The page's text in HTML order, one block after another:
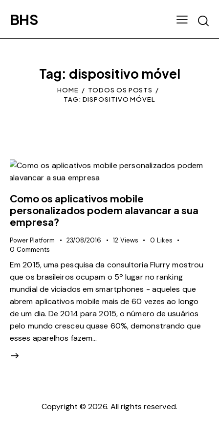
BHS
Tag: dispositivo móvel
HOME
TODOS OS POSTS
TAG: DISPOSITIVO MÓVEL
Como os aplicativos mobile
personalizados podem alavancar a sua
empresa?
Power Platform 23/08/2016 12 Views 0 Likes
0 Comments
Em 2015, uma pesquisa da consultoria Flurry mostrou
que os brasileiros ocupam o 5º lugar no ranking
mundial de viciados em smartphones - aqueles que
abrem aplicativos mobile mais de 60 vezes ao longo
de um dia. De 2014 para 2015, o número de usuários
pelo mundo cresceu quase 60%, demonstrando que
esses aparelhos fazem…
Copyright © 2026. All rights reserved.